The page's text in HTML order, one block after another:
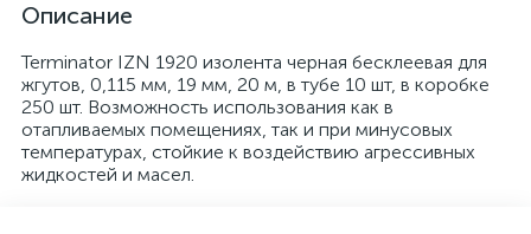
Описание
Terminator IZN 1920 изолента черная бесклеевая для
жгутов, 0,115 мм, 19 мм, 20 м, в тубе 10 шт, в коробке
250 шт. Возможность использования как в
отапливаемых помещениях, так и при минусовых
температурах, стойкие к воздействию агрессивных
жидкостей и масел.